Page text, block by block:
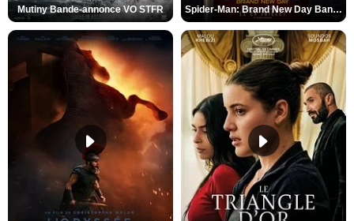
Mutiny Bande-annonce VO STFR Spider-Man: Brand New Day Bande-annonce VO STFR